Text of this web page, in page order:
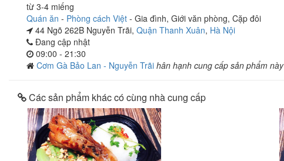
từ 3-4 miếng
Quán ăn - Phòng cách Việt - Gia đình, Giới văn phòng, Cặp đôi
44 Ngõ 262B Nguyễn Trãi, Quận Thanh Xuân, Hà Nội
Đang cập nhật
09:00 - 21:30
Cơm Gà Bảo Lan - Nguyễn Trãi hân hạnh cung cấp sản phẩm này
Các sản phẩm khác có cùng nhà cung cấp